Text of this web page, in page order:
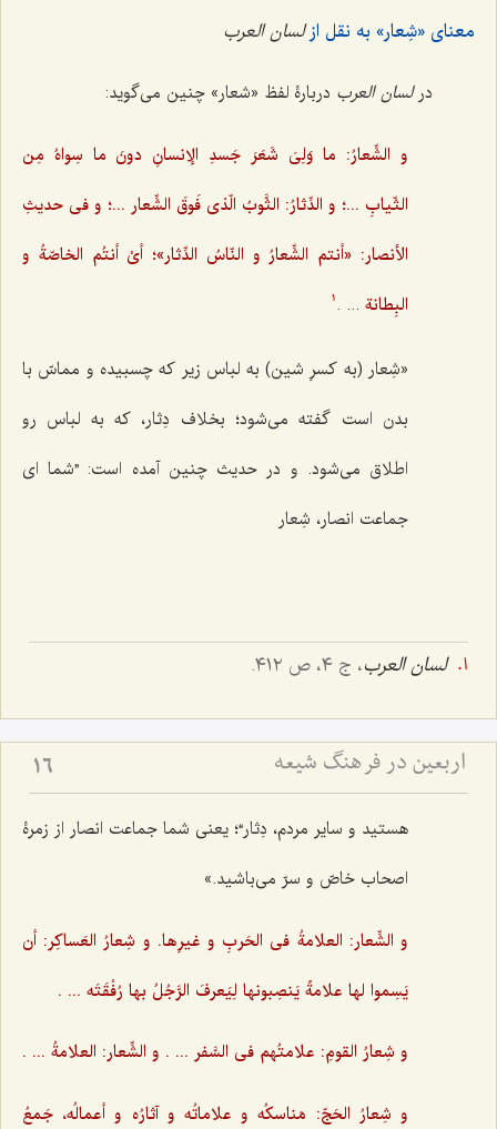
معنای «شِعار» به نقل ازلسان العرب
درلسان العرب دربارۀ لفظ «شعار» چنین می‌گوید:
و الشِّعارُ: ما وَلِیَ شَعَرَ جَسدِ الإنسانِ دونَ ما سِواهُ مِن
الثّیابِ ...؛ و الدِّثارُ: الثَّوبُ الّذی فَوقَ الشِّعار ...؛ و فی حدیثِ
الأنصار: «أنتم الشِّعارُ و النّاسُ الدِّثار»؛ أیْ أنتُم الخاصّةُ و
البِطانة ... .
1
«شِعار (به کسرِ شین) به لباس زیر که چسبیده و مماسّ با
بدن است گفته می‌شود؛ بخلاف دِثار، که به لباس رو
اطلاق می‌شود. و در حدیث چنین آمده است: ”شما ای
جماعت انصار، شِعار
لسان العرب، ج ٤، ص ٤١٢.
اربعین در فرهنگ شیعه 16
هستید و سایر مردم، دِثار“؛ یعنی شما جماعت انصار از زمرۀ
اصحاب خاصّ و سرّ می‌باشید.»
و الشِّعار: العلامةُ فی الحَربِ و غیرِها. و شِعارُ العَساکِر: أن
یَسِموا لها علامةً یَنصِبونها لِیَعرفَ الرَّجُلُ بها رُفْقَتَه ... .‌
و شِعارُ القومِ: علامتُهم فی السَّفر ... . و الشِّعار: العلامةُ ... .
و شِعارُ الحَجّ: مَناسکُه و علاماتُه و آثارُه و أعمالُه، جَمعُ